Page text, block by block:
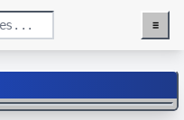
Menu
≡